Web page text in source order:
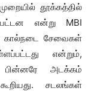
தூக்கத்தில்
என்று MBI
கால்நடை சேவைகள்
என்றும்,
அடக்கம்
சடலங்கள்